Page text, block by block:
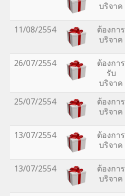
บริจาค
11/08/2554
ต้องการ
บริจาค
26/07/2554
ต้องการ
รับ
บริจาค
25/07/2554
ต้องการ
บริจาค
13/07/2554
ต้องการ
บริจาค
13/07/2554
ต้องการ
บริจาค